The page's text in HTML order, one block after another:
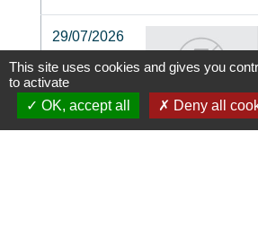
29/07/2026
This site uses cookies and gives you
to activate
OK, accept all
Deny all